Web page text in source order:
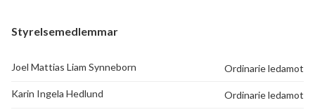
Styrelsemedlemmar
Joel Mattias Liam Synneborn Ordinarie ledamot
Karin Ingela Hedlund Ordinarie ledamot